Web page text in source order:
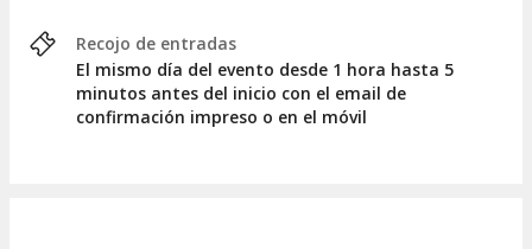
Recojo de entradas
El mismo día del evento desde 1 hora hasta 5
minutos antes del inicio con el email de
confirmación impreso o en el móvil